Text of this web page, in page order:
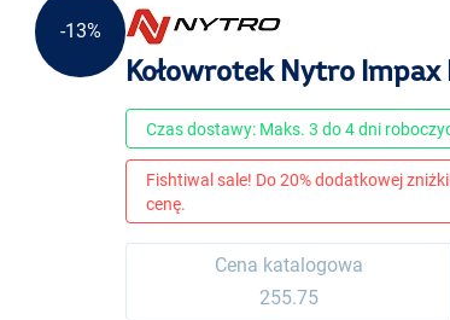
-13%
Kołowrotek Nytro Impax
Czas dostawy: Maks. 3 do 4 dni
Fishtiwal sale! Do 20% dodatkowej
cenę.
Cena katalogowa
255.75